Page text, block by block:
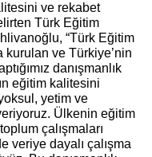
ve rekabet
Türk Eğitim
“Türk Eğitim
kurulan ve Türkiye’nin
danışmanlık
eğitim kalitesini
yetim ve
Ülkenin eğitim
çalışmaları
veriye dayalı çalışma